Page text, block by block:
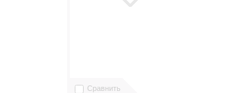
Сравнить